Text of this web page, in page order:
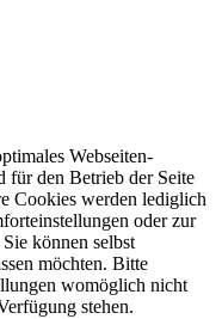
Webseiten-
für den Betrieb der Seite
Cookies werden lediglich
oder zur
können selbst
möchten. Bitte
womöglich nicht
stehen.